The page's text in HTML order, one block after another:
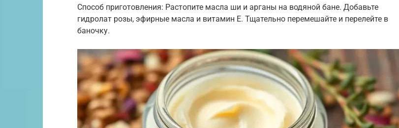
Способ приготовления: Растопите масла ши и арганы на водяной бане. Добавьте
гидролат розы, эфирные масла и витамин Е. Тщательно перемешайте и перелейте в
баночку.